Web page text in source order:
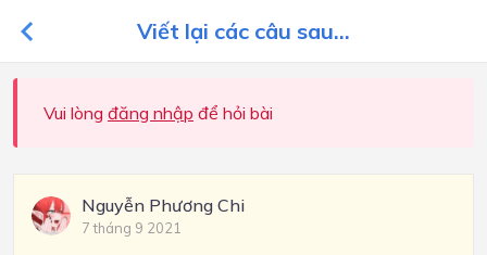
Viết lại các câu sau...
Vui lòng đăng nhập để hỏi bài
Nguyễn Phương Chi
7 tháng 9 2021